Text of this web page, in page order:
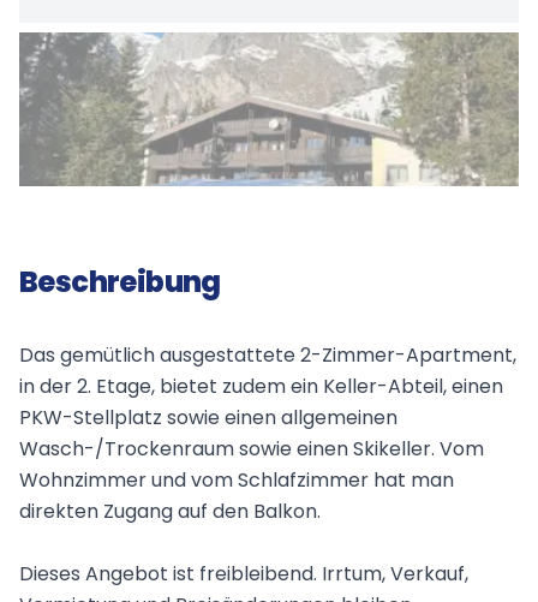
Beschreibung
Das gemütlich ausgestattete 2-Zimmer-Apartment,
in der 2. Etage, bietet zudem ein Keller-Abteil, einen
PKW-Stellplatz sowie einen allgemeinen
Wasch-/Trockenraum sowie einen Skikeller. Vom
Wohnzimmer und vom Schlafzimmer hat man
direkten Zugang auf den Balkon.
Dieses Angebot ist freibleibend. Irrtum, Verkauf,